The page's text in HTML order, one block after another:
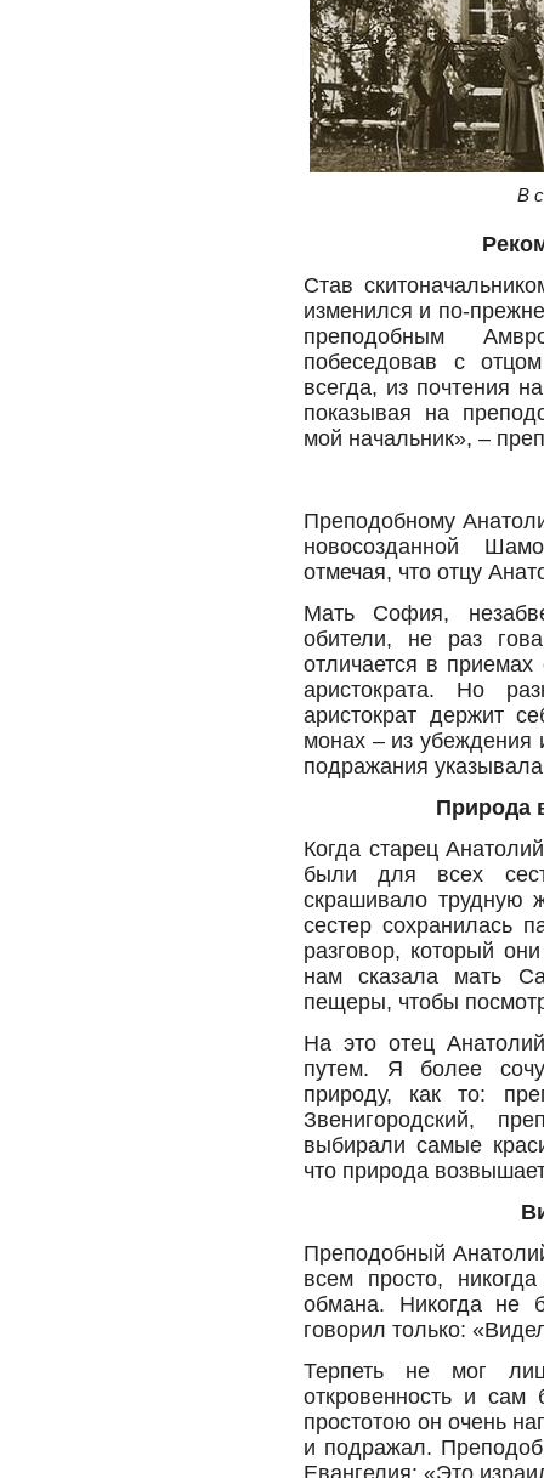
В
Став
изменился и по-
преподобным
побеседовав с
всегда, из почтения
показывая на
мой начальник», –
Преподобному
новосозданной
отмечая, что отцу
Мать София,
обители, не раз
отличается в приемах
аристократа. Но
аристократ держит
монах – из
подражания
Природа
Когда старец
были для всех
скрашивало трудную
сестер сохранилась
разговор, который
нам сказала мать
пещеры, чтобы
На это отец
путем. Я более
природу, как то:
Звенигородский,
выбирали самые
что природа
Преподобный
всем просто,
обмана. Никогда не
говорил только:
Терпеть не мог
откровенность и
простотою он очень
и подражал.
Евангелия: «Это